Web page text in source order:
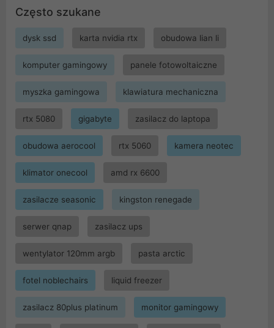
Często szukane
dysk ssd karta nvidia rtx obudowa lian li
komputer gamingowy panele fotowoltaiczne
myszka gamingowa klawiatura mechaniczna
rtx 5080 gigabyte zasilacz do laptopa
obudowa aerocool rtx 5060 kamera neotec
klimator onecool amd rx 6600
zasilacze seasonic kingston renegade
serwer qnap zasilacz ups
wentylator 120mm argb pasta arctic
fotel noblechairs liquid freezer
zasilacz 80plus platinum monitor gamingowy